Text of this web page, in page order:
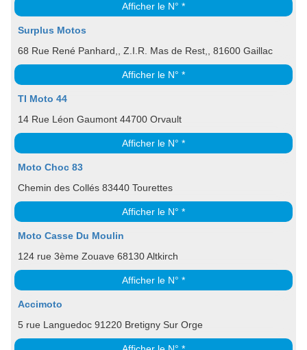
Afficher le N° *
Surplus Motos
68 Rue René Panhard,, Z.I.R. Mas de Rest,, 81600 Gaillac
Afficher le N° *
TI Moto 44
14 Rue Léon Gaumont 44700 Orvault
Afficher le N° *
Moto Choc 83
Chemin des Collés 83440 Tourettes
Afficher le N° *
Moto Casse Du Moulin
124 rue 3ème Zouave 68130 Altkirch
Afficher le N° *
Accimoto
5 rue Languedoc 91220 Bretigny Sur Orge